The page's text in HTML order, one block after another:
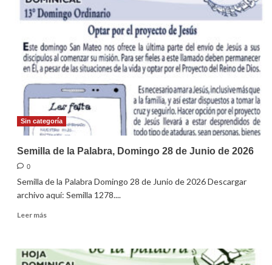
la
Palabra,
de
Julio
de
2026.
Sin categoría
Semilla de la Palabra, Domingo 28 de Junio de 2026
0
Semilla de la Palabra Domingo 28 de Junio de 2026 Descargar
archivo aquí: Semilla 1278....
Leer másLeer
Semilla
de